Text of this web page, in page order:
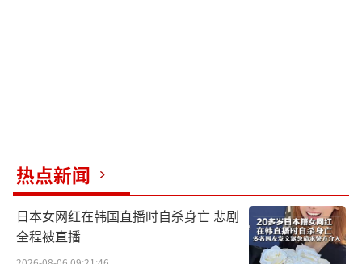
热点新闻
日本女网红在韩国直播时自杀身亡 悲剧
全程被直播